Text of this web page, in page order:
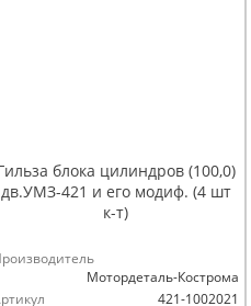
блока цилиндров (100,0)
дв.УМЗ-421 и его модиф. (4 шт
к-т)
Мотордеталь-Кострома
421-1002021